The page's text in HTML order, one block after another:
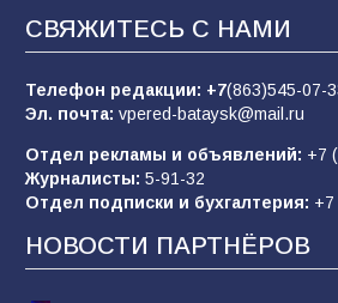
Евгений Остапенко
Батайчане вышли в финал
конкурса «Большая перемена»
СВЯЖИТЕСЬ С НАМИ
Телефон редакции: +7(863)545-07-
Эл. почта: vpered-bataysk@mail.ru
Отдел рекламы и объявлений: +7
Журналисты: 5-91-32
Отдел подписки и бухгалтерия: +7
НОВОСТИ ПАРТНЁРОВ